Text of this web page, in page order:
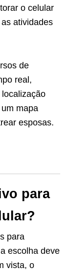
o celular
atividades
de
real,
mapa
esposas.
para
para
escolha deve
vista, o